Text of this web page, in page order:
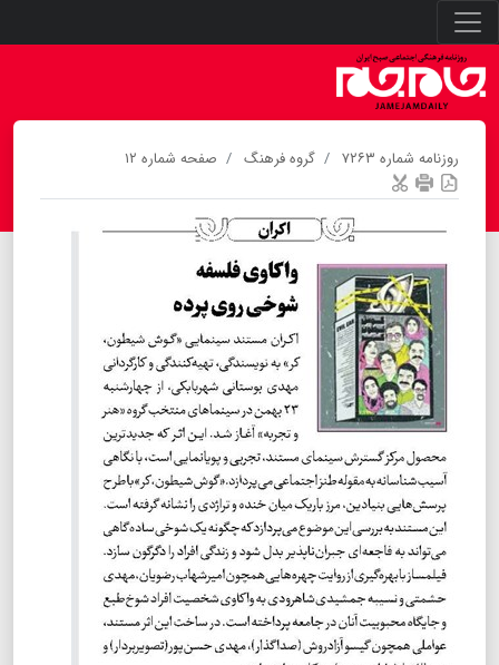
روزنامه شماره ۷۲۶۳ گروه فرهنگ صفحه شماره ۱۲